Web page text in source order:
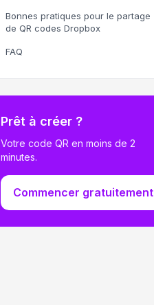
Bonnes pratiques pour le partage
de QR codes Dropbox
FAQ
Prêt à créer ?
Votre code QR en moins de 2
minutes.
Commencer gratuitement